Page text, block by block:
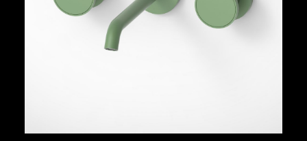
Media
Dove acquistare